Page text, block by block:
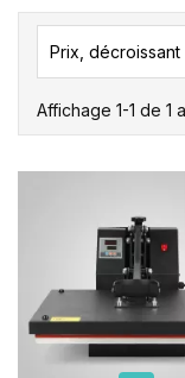
Prix, décroissant
Affichage 1-1 de 1